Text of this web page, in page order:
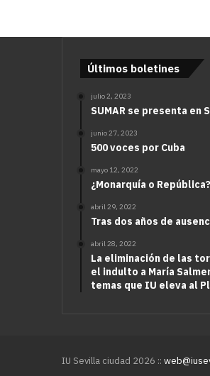
Últimos boletines
julio 2, 2023
SUMAR se presenta en
junio 27, 2023
500 voces por Cuba
mayo 12, 2022
¿Monarquía o
abril 29, 2022
Tras dos años de
abril 28, 2022
La eliminación de las
el indulto a María
temas que IU eleva al
IU Sevilla ciudad 2026 ::